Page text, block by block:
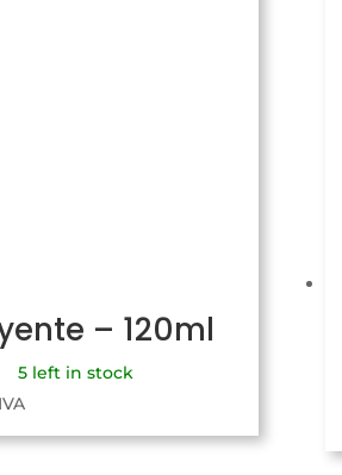
– 120ml
5 left in stock